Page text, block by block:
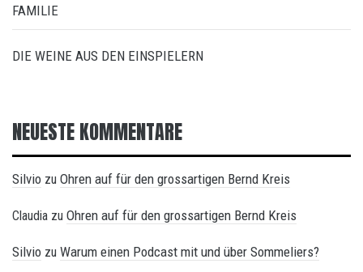
FAMILIE
DIE WEINE AUS DEN EINSPIELERN
NEUESTE KOMMENTARE
Silvio zu Ohren auf für den grossartigen Bernd Kreis
Claudia zu Ohren auf für den grossartigen Bernd Kreis
Silvio zu Warum einen Podcast mit und über Sommeliers?